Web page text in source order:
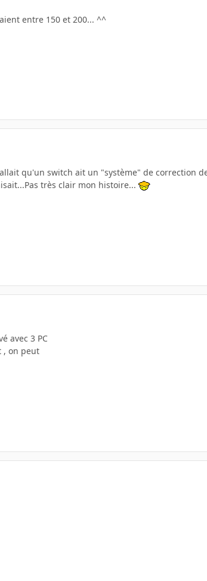
entre 150 et 200... ^^
qu'un switch ait un "système" de correction
très clair mon histoire...
avec 3 PC
, on peut